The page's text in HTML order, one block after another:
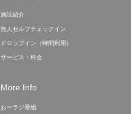
施設紹介
無人セルフチェックイン
ドロップイン（時間利用）
サービス・料金
More Info
おーラジ番組